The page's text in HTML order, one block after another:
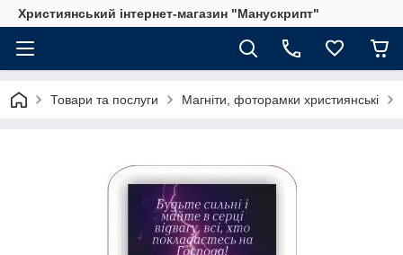
Християнський інтернет-магазин "Манускрипт"
Товари та послуги Магніти, фоторамки християнські